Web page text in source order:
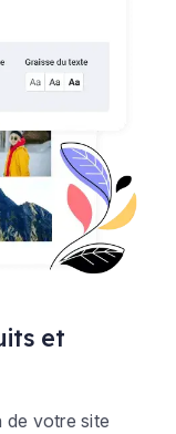
et
de votre site